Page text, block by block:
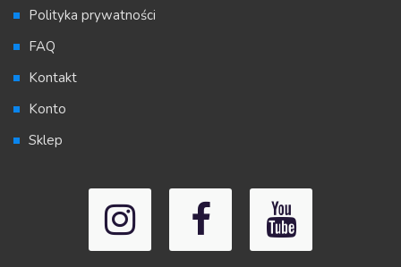
Polityka prywatności
FAQ
Kontakt
Konto
Sklep